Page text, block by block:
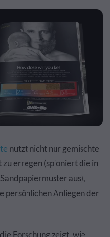
nutzt nicht nur gemischte
erregen (spioniert die in
aus),
persönlichen Anliegen der
Forschung zeigt, wie